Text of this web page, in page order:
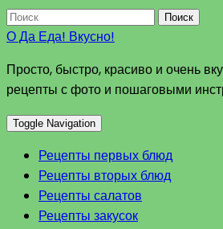
Поиск
О Да Еда! Вкусно!
Просто, быстро, красиво и очень
рецепты с фото и пошаговыми
Toggle Navigation
Рецепты первых блюд
Рецепты вторых блюд
Рецепты салатов
Рецепты закусок